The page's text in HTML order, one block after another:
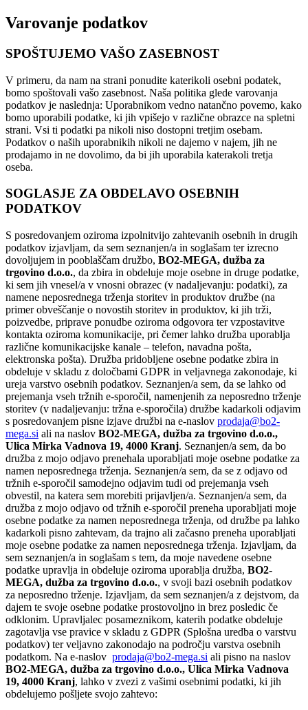
Varovanje podatkov
SPOŠTUJEMO VAŠO ZASEBNOST
V primeru, da nam na strani ponudite katerikoli osebni podatek,
bomo spoštovali vašo zasebnost. Naša politika glede varovanja
podatkov je naslednja: Uporabnikom vedno natančno povemo, kako
bomo uporabili podatke, ki jih vpišejo v različne obrazce na spletni
strani. Vsi ti podatki pa nikoli niso dostopni tretjim osebam.
Podatkov o naših uporabnikih nikoli ne dajemo v najem, jih ne
prodajamo in ne dovolimo, da bi jih uporabila katerakoli tretja
oseba.
SOGLASJE ZA OBDELAVO OSEBNIH
PODATKOV
S posredovanjem oziroma izpolnitvijo zahtevanih osebnih in drugih
podatkov izjavljam, da sem seznanjen/a in soglašam ter izrecno
dovoljujem in pooblaščam družbo, BO2-MEGA, dužba za
trgovino d.o.o., da zbira in obdeluje moje osebne in druge podatke,
ki sem jih vnesel/a v vnosni obrazec (v nadaljevanju: podatki), za
namene neposrednega trženja storitev in produktov družbe (na
primer obveščanje o novostih storitev in produktov, ki jih trži,
poizvedbe, priprave ponudbe oziroma odgovora ter vzpostavitve
kontakta oziroma komunikacije, pri čemer lahko družba uporablja
različne komunikacijske kanale – telefon, navadna pošta,
elektronska pošta). Družba pridobljene osebne podatke zbira in
obdeluje v skladu z določbami GDPR in veljavnega zakonodaje, ki
ureja varstvo osebnih podatkov. Seznanjen/a sem, da se lahko od
prejemanja vseh tržnih e-sporočil, namenjenih za neposredno trženje
storitev (v nadaljevanju: tržna e-sporočila) družbe kadarkoli odjavim
s posredovanjem pisne izjave družbi na e-naslov prodaja@bo2-
mega.si ali na naslov BO2-MEGA, dužba za trgovino d.o.o.,
Ulica Mirka Vadnova 19, 4000 Kranj. Seznanjen/a sem, da bo
družba z mojo odjavo prenehala uporabljati moje osebne podatke za
namen neposrednega trženja. Seznanjen/a sem, da se z odjavo od
tržnih e-sporočil samodejno odjavim tudi od prejemanja vseh
obvestil, na katera sem morebiti prijavljen/a. Seznanjen/a sem, da
družba z mojo odjavo od tržnih e-sporočil preneha uporabljati moje
osebne podatke za namen neposrednega trženja, od družbe pa lahko
kadarkoli pisno zahtevam, da trajno ali začasno preneha uporabljati
moje osebne podatke za namen neposrednega trženja. Izjavljam, da
sem seznanjen/a in soglašam s tem, da moje navedene osebne
podatke upravlja in obdeluje oziroma uporablja družba, BO2-
MEGA, dužba za trgovino d.o.o., v svoji bazi osebnih podatkov
za neposredno trženje. Izjavljam, da sem seznanjen/a z dejstvom, da
dajem te svoje osebne podatke prostovoljno in brez posledic če
odklonim. Upravljalec posameznikom, katerih podatke obdeluje
zagotavlja vse pravice v skladu z GDPR (Splošna uredba o varstvu
podatkov) ter veljavno zakonodajo na področju varstva osebnih
podatkom. Na e-naslov prodaja@bo2-mega.si ali pisno na naslov
BO2-MEGA, dužba za trgovino d.o.o., Ulica Mirka Vadnova
19, 4000 Kranj, lahko v zvezi z vašimi osebnimi podatki, ki jih
obdelujemo pošljete svojo zahtevo: